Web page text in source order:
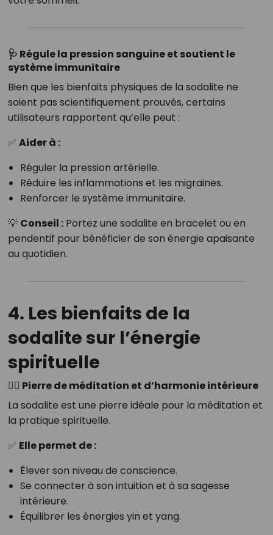
🩺 Régule la pression sanguine et soutient le
système immunitaire
Bien que les bienfaits physiques de la sodalite ne
soient pas scientifiquement prouvés, certains
utilisateurs rapportent qu’elle peut :
✅ Aider à :
Réguler la pression artérielle.
Réduire les inflammations et les migraines.
Renforcer le système immunitaire.
💡 Conseil :Portez une sodalite en bracelet ou en
pendentif pour bénéficier de son énergie apaisante
au quotidien.
4. Les bienfaits de la
sodalite sur l’énergie
spirituelle
🧘‍♂️ Pierre de méditation et d’harmonie intérieure
La sodalite est une pierre idéale pour la méditation et
la pratique spirituelle.
✅ Elle permet de :
Élever son niveau de conscience.
Se connecter à son intuition et à sa sagesse
intérieure.
Équilibrer les énergies yin et yang.